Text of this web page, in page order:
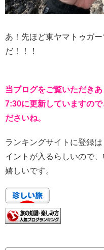
あ！先ほど東ヤマトゥガ
だ！！！
当ブログをご覧いただき
7:30に更新していますの
ださいね。
ランキングサイトに登録
イントが入るらしいので
嬉しいです。